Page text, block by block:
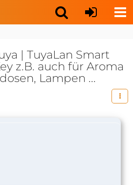
| TuyaLan Smart
z.B. auch für Aroma
Lampen ...